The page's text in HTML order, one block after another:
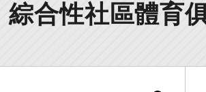
綜合性社區體育